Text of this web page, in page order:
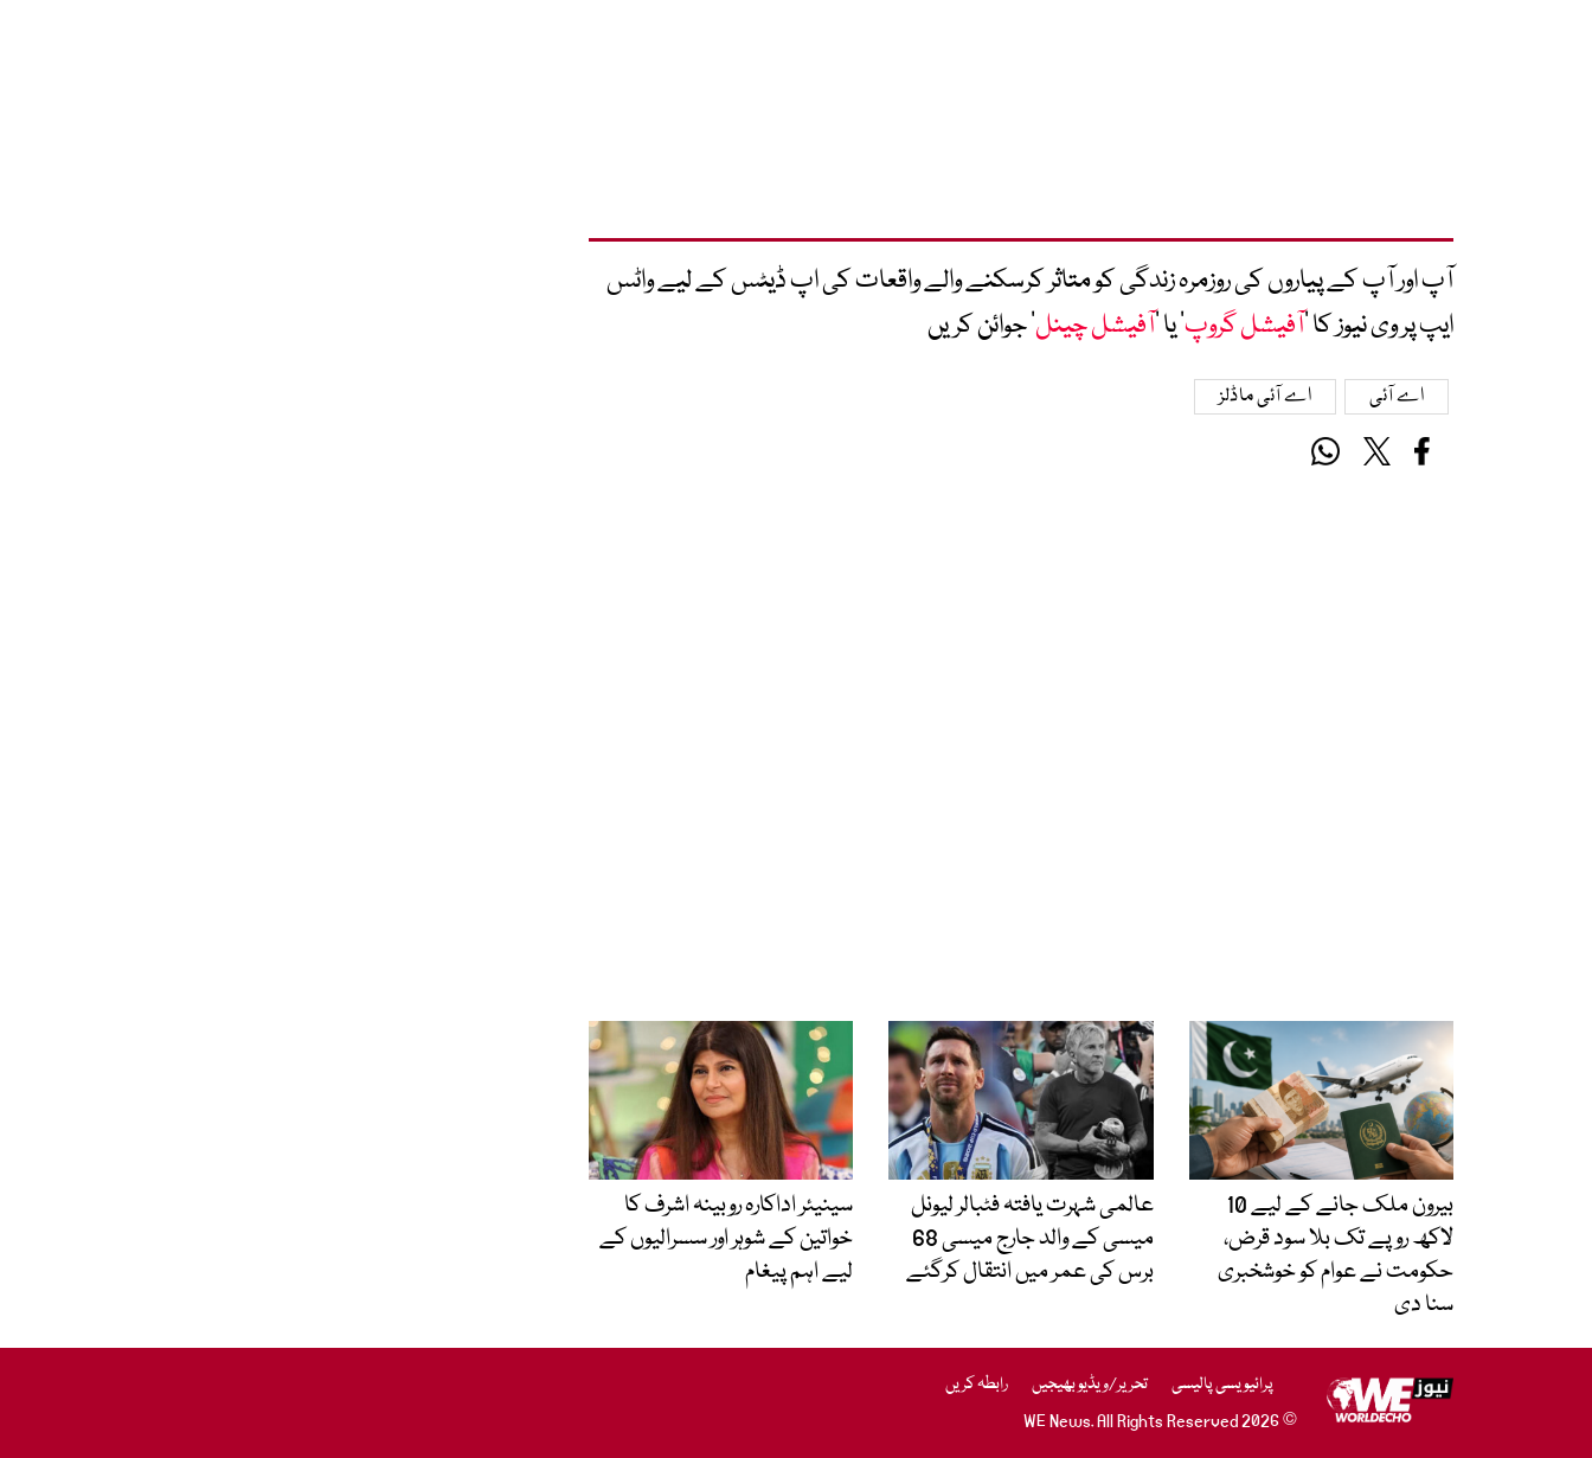
آپ اور آپ کے پیاروں کی روزمرہ زندگی کو متاثر کرسکنے والے واقعات کی اپ ڈیٹس کے لیے واٹس
ایپ پر وی نیوز کا ’آفیشل گروپ‘ یا ’آفیشل چینل‘ جوائن کریں
اے آئی اے آئی ماڈلز
بیرون ملک جانے کے لیے 10
لاکھ روپے تک بلا سود قرض،
حکومت نے عوام کو خوشخبری
سنا دی
عالمی شہرت یافتہ فٹبالر لیونل
میسی کے والد جارج میسی 68
برس کی عمر میں انتقال کرگئے
سینیئر اداکارہ روبینہ اشرف کا
خواتین کے شوہر اور سسرالیوں کے
لیے اہم پیغام
پرائیویسی پالیسی تحریر/ویڈیو بھیجیں
رابطہ کریں
© 2026 WE News. All Rights Reserved